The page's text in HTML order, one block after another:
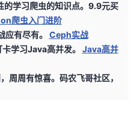
学习爬虫的知识点。9.9元买
爬虫入门进阶
有尽有。 Ceph实战
学习Java高并发。 Java高并
周周有惊喜。 码农飞哥社区，